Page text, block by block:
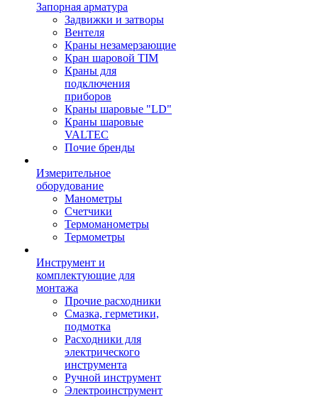
Запорная арматура
Задвижки и затворы
Вентеля
Краны незамерзающие
Кран шаровой TIM
Краны для
подключения
приборов
Краны шаровые "LD"
Краны шаровые
VALTEC
Почие бренды
Измерительное
оборудование
Манометры
Счетчики
Термоманометры
Термометры
Инструмент и
комплектующие для
монтажа
Прочие расходники
Смазка, герметики,
подмотка
Расходники для
электрического
инструмента
Ручной инструмент
Электроинструмент